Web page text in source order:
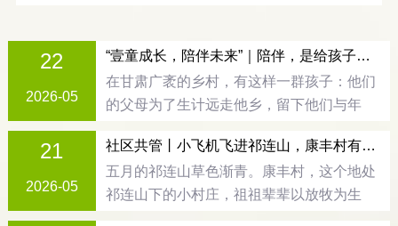
22
2026-05
“壹童成长，陪伴未来”｜陪伴，是给孩子最好的礼物
在甘肃广袤的乡村，有这样一群孩子：他们
的父母为了生计远走他乡，留下他们与年
21
2026-05
社区共管丨小飞机飞进祁连山，康丰村有了“千里眼”
五月的祁连山草色渐青。康丰村，这个地处
祁连山下的小村庄，祖祖辈辈以放牧为生